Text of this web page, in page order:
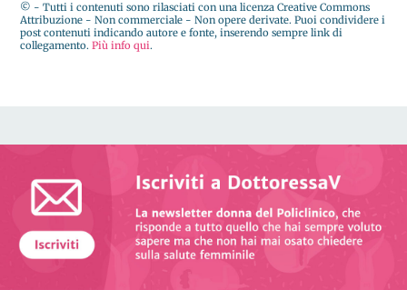
© - Tutti i contenuti sono rilasciati con una licenza Creative Commons
Attribuzione - Non commerciale - Non opere derivate. Puoi condividere i
post contenuti indicando autore e fonte, inserendo sempre link di
collegamento.Più info qui.